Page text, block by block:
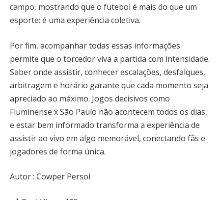
campo, mostrando que o futebol é mais do que um
esporte: é uma experiência coletiva.
Por fim, acompanhar todas essas informações
permite que o torcedor viva a partida com intensidade.
Saber onde assistir, conhecer escalações, desfalques,
arbitragem e horário garante que cada momento seja
apreciado ao máximo. Jogos decisivos como
Fluminense x São Paulo não acontecem todos os dias,
e estar bem informado transforma a experiência de
assistir ao vivo em algo memorável, conectando fãs e
jogadores de forma única.
Autor : Cowper Persol